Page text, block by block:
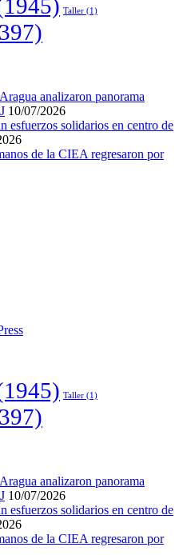
Taller (1)
analizaron panorama
10/07/2026
esfuerzos solidarios en centro de
de la CIEA regresaron por
Taller (1)
analizaron panorama
10/07/2026
esfuerzos solidarios en centro de
de la CIEA regresaron por